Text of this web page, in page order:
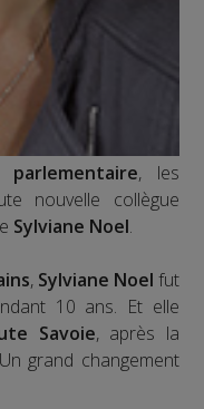
, les
nouvelle collègue
Sylviane Noel.
, Sylviane Noel fut
10 ans. Et elle
Savoie, après la
grand changement